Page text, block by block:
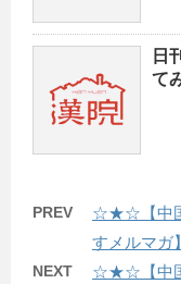
日
て
PREV
☆★☆【中国
すメルマ
NEXT
☆★☆【中国